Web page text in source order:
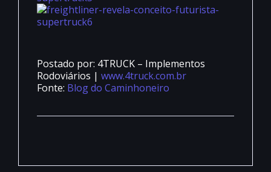
Postado por: 4TRUCK – Implementos
Rodoviários | www.4truck.com.br
Fonte: Blog do Caminhoneiro